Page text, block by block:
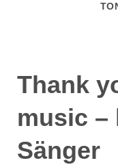
Thank
music –
Sänger